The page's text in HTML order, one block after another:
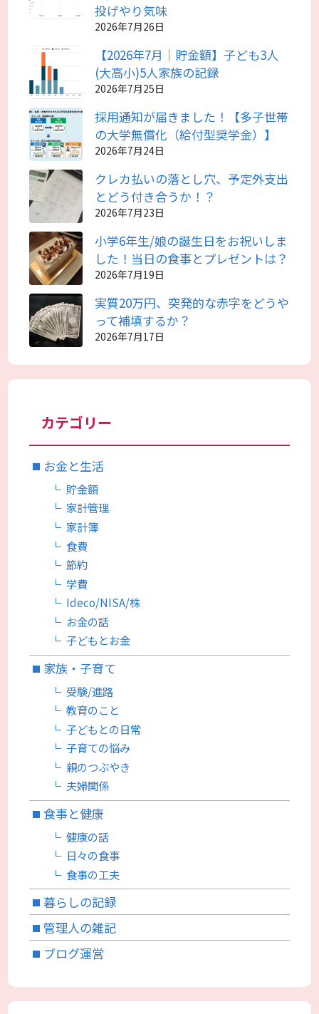
投げやり気味
2026年7月26日
【2026年7月｜貯金額】子ども3人
(大高小)5人家族の記録
2026年7月25日
採用通知が届きました！【多子世帯
の大学無償化（給付型奨学金）】
2026年7月24日
クレカ払いの落とし穴、予定外支出
とどう付き合うか！？
2026年7月23日
小学6年生/娘の誕生日をお祝いしま
した！当日の食事とプレゼントは？
2026年7月19日
実質20万円、突発的な赤字をどうや
って補填するか？
2026年7月17日
カテゴリー
お金と生活
貯金額
家計管理
家計簿
食費
節約
学費
Ideco/NISA/株
お金の話
子どもとお金
家族・子育て
受験/進路
教育のこと
子どもとの日常
子育ての悩み
親のつぶやき
夫婦関係
食事と健康
健康の話
日々の食事
食事の工夫
暮らしの記録
管理人の雑記
ブログ運営